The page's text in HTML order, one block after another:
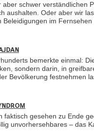
schwer verständlichen
aushalten. Oder aber wir
im Fernsehen
bemerkte einmal:
sondern darin, in
Bevölkerung festnehmen
faktisch gesehen zu Ende
unvorhersehbares – das